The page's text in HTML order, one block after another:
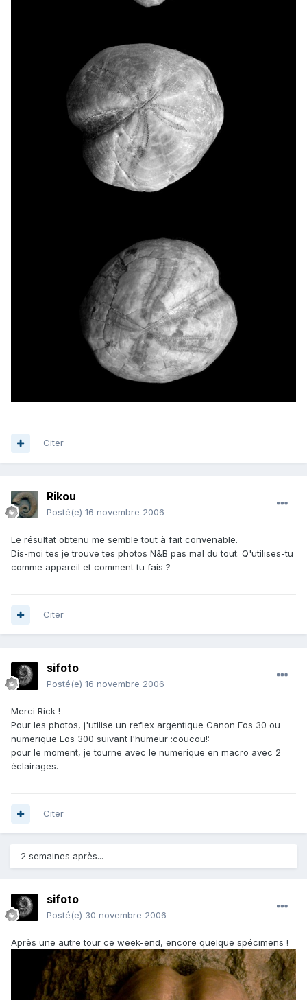
Citer
Rikou
Posté(e) 16 novembre 2006
Le résultat obtenu me semble tout à fait convenable.
Dis-moi tes je trouve tes photos N&B pas mal du tout. Q'utilises-tu
comme appareil et comment tu fais ?
Citer
sifoto
Posté(e) 16 novembre 2006
Merci Rick !
Pour les photos, j'utilise un reflex argentique Canon Eos 30 ou
numerique Eos 300 suivant l'humeur :coucou!:
pour le moment, je tourne avec le numerique en macro avec 2
éclairages.
Citer
2 semaines après...
sifoto
Posté(e) 30 novembre 2006
Après une autre tour ce week-end, encore quelque spécimens !